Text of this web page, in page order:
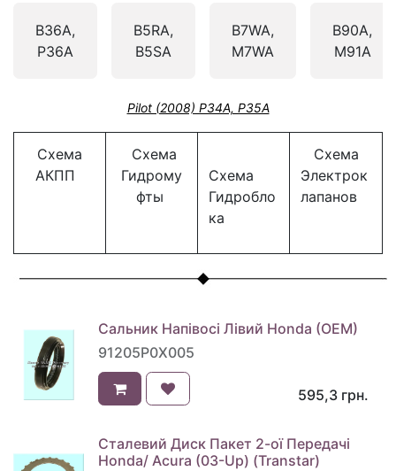
B36A,
P36A
B5RA,
B5SA
B7WA,
M7WA
B90A,
M91A
Pilot (2008) P34A, P35A
Схема
АКПП
Схема
Гидрому
фты
Схема
Гидробло
ка
Схема
Электрок
лапанов
Сальник Напівосі Лівий Honda (OEM)
91205P0X005
595,3 грн.
Сталевий Диск Пакет 2-ої Передачі
Honda/ Acura (03-Up) (Transtar)